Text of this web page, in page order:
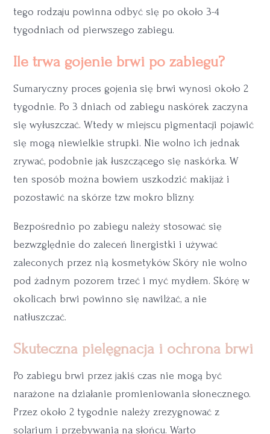
tego rodzaju powinna odbyć się po około 3-4
tygodniach od pierwszego zabiegu.
Ile trwa gojenie brwi po zabiegu?
Sumaryczny proces gojenia się brwi wynosi około 2
tygodnie. Po 3 dniach od zabiegu naskórek zaczyna
się wyłuszczać. Wtedy w miejscu pigmentacji pojawić
się mogą niewielkie strupki. Nie wolno ich jednak
zrywać, podobnie jak łuszczącego się naskórka. W
ten sposób można bowiem uszkodzić makijaż i
pozostawić na skórze tzw. mokro blizny.
Bezpośrednio po zabiegu należy stosować się
bezwzględnie do zaleceń linergistki i używać
zaleconych przez nią kosmetyków. Skóry nie wolno
pod żadnym pozorem trzeć i myć mydłem. Skórę w
okolicach brwi powinno się nawilżać, a nie
natłuszczać.
Skuteczna pielęgnacja i ochrona brwi
Po zabiegu brwi przez jakiś czas nie mogą być
narażone na działanie promieniowania słonecznego.
Przez około 2 tygodnie należy zrezygnować z
solarium i przebywania na słońcu. Warto